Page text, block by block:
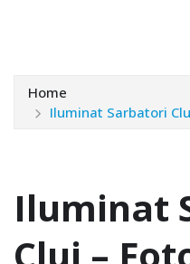
Home
Iluminat Sarbatori
Iluminat